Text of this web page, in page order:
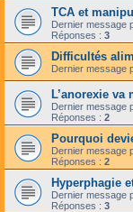
TCA et
Dernier message
Réponses : 3
Difficultés
Dernier message
L’anorexie va
Dernier message
Réponses : 2
Pourquoi
Dernier message
Réponses : 2
Hyperphagie
Dernier message
Réponses : 3